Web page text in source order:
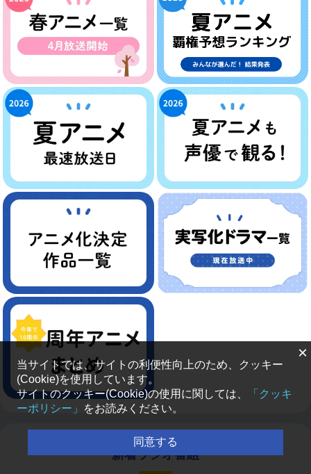
新着ラジオ番組
×
当サイトでは、サイトの利便性向上のため、クッキー
(Cookie)を使用しています。
サイトのクッキー(Cookie)の使用に関しては、
「クッキ
ーポリシー」
をお読みください。
同意する